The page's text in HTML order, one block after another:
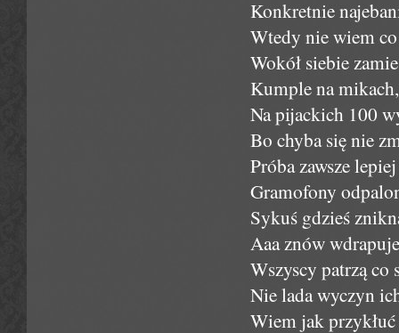
Konkretnie
Wtedy nie wiem
Wokół siebie
Kumple na
Na pijackich 100
Bo chyba się nie
Próba zawsze
Gramofony
Sykuś gdzieś
Aaa znów
Wszyscy patrzą co
Nie lada wyczyn
Wiem jak przykłuć